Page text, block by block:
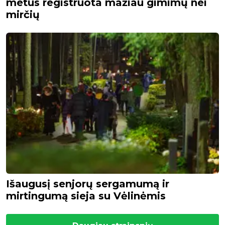
metus registruota mažiau gimimų nei
mirčių
Išaugusį senjorų sergamumą ir
mirtingumą sieja su Vėlinėmis